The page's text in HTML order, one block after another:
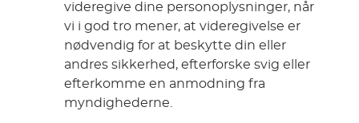
videregive dine personoplysninger, når
vi i god tro mener, at videregivelse er
nødvendig for at beskytte din eller
andres sikkerhed, efterforske svig eller
efterkomme en anmodning fra
myndighederne.